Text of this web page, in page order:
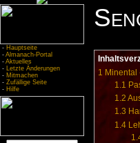
- Hauptseite
- Almanach-Portal
- Aktuelles
- Letzte Änderungen
- Mitmachen
- Zufällige Seite
- Hilfe
1 Minental
1.1
1.2
1.3
1.4